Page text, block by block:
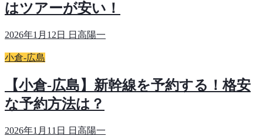
はツアーが安い！
2026年1月12日 日高陽一
小倉-広島
【小倉-広島】新幹線を予約する！格安
な予約方法は？
2026年1月11日 日高陽一